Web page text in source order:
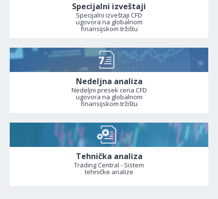
Specijalni izveštaji
Specijalni izveštaji CFD
ugovora na globalnom
finansijskom tržištu
Nedeljna analiza
Nedeljni presek cena CFD
ugovora na globalnom
finansijskom tržištu
Tehnička analiza
Trading Central - Sistem
tehničke analize